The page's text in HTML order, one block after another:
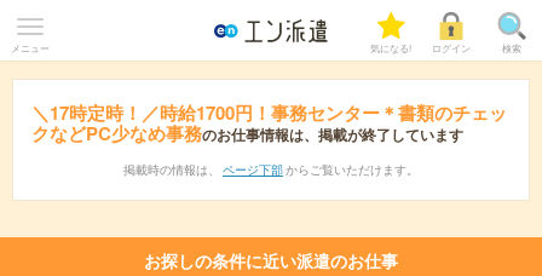
メニュー 気になる! ログイン 検索
＼17時定時！／時給1700円！事務センター＊書類のチェッ
クなどPC少なめ事務のお仕事情報は、掲載が終了しています
掲載時の情報は、 ページ下部 からご覧いただけます。
お探しの条件に近い派遣のお仕事